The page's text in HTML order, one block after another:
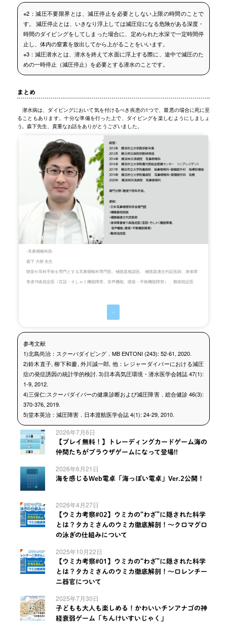
※2：減圧不要限界とは、減圧停止を必要としない上限の時間のことで
す。 減圧停止とは、いきなり浮上しては減圧症になる危険がある深度・
時間のダイビングをしてしまった場合に、定められた水深で一定時間停
止し、体内の窒素を放出してから上がることをいいます。
※3：減圧潜水とは、潜水を終えて水面に浮上する際に、途中で減圧のた
めの一時停止（減圧停止）を必要とする潜水のことです。
まとめ
潜水病は、ダイビングにおいて気を付けるべき疾患の1つで、最悪の場合に死に至
ることもあります。十分な準備を行った上で、ダイビングを楽しむようにしましょ
う。森下先生、貴重なお話をありがとうございました。
-耳鼻咽喉科医-
森下 大樹 先生
聴覚や耳科手術を専門とする耳鼻咽喉科専門医。補聴器相談医、 補聴器適合判定医師、身体障
害者15条指定医（言語・そしゃく機能障害、音声機能、聴覚・平衡機能障害） 、難病指定医
ー
参考文献
1)北島尚治：スクーバダイビング．MB ENTONI (243): 52-61, 2020.
2)鈴木直子, 柳下和慶, 外川誠一郎, 他：レジャーダイバーにおける減圧
症の発症誘因の統計学的検討. 3)日本高気圧環境・潜水医学会雑誌 47(1):
1-9, 2012.
4)三保仁:スクーバダイバーの健康診断および減圧障害．総合健診 46(3):
370-376, 2019.
5)堂本英治：減圧障害．日本渡航医学会誌 4(1): 24-29, 2010.
2026年7月6日
【プレイ無料！】トレーディングカードゲーム海の
仲間たちがブラウザゲームになって登場!!
2026年6月21日
海を感じるWeb電卓「海っぽい電卓」Ver.2公開！
2026年4月27日
【ウミカ考察#02】ウミカの“わざ”に隠された科学
とは？タカミさんのウミカ徹底解剖！～クロマグロ
の泳ぎの仕組みについて
2025年10月22日
【ウミカ考察#01】ウミカの“わざ”に隠された科学
とは？タカミさんのウミカ徹底解剖！～ロレンチー
ニ器官について
2025年7月30日
子どもも大人も楽しめる！かわいいチンアナゴの神
経衰弱ゲーム「ちんけいすいじゃく」